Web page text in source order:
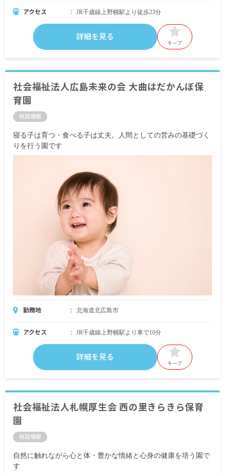
アクセス JR千歳線上野幌駅より徒歩23分
詳細を見る
キープ
社会福祉法人広島未来の会 大曲はだかんぼ保
育園
施設情報
寝る子は育つ・食べる子は丈夫。人間としての営みの基礎づく
りを行う園です
勤務地 北海道北広島市
アクセス JR千歳線上野幌駅より車で10分
詳細を見る
キープ
社会福祉法人札幌厚生会 西の里きらきら保育
園
施設情報
自然に触れながら心と体・豊かな情緒と心身の健康を培う園で
す